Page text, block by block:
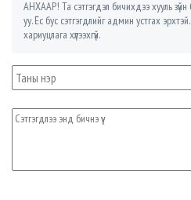
АНХААР! Та сэтгэгдэл бичихдээ хууль
уу. Ёс бус сэтгэгдлийг админ устгах
хариуцлага хүлээхгүй.